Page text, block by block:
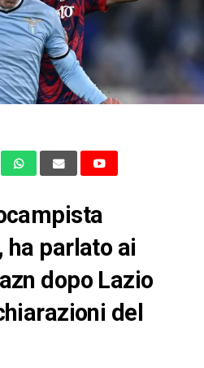
ha parlato ai
dopo Lazio
del